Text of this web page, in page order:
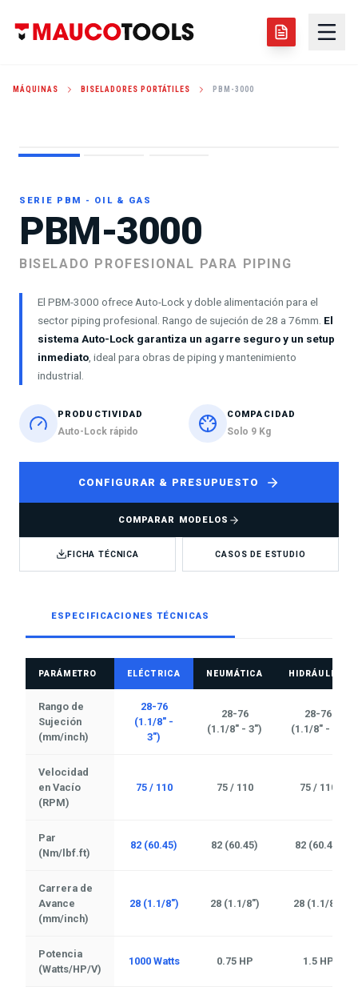
MÁQUINAS BISELADORES PORTÁTILES PBM-3000
SERIE PBM - OIL & GAS
PBM-3000
BISELADO PROFESIONAL PARA PIPING
El PBM-3000 ofrece Auto-Lock y doble alimentación para el
sector piping profesional. Rango de sujeción de 28 a 76mm. El
sistema Auto-Lock garantiza un agarre seguro y un setup
inmediato , ideal para obras de piping y mantenimiento
industrial.
PRODUCTIVIDAD
Auto-Lock rápido
COMPACIDAD
Solo 9 Kg
CONFIGURAR & PRESUPUESTO
COMPARAR MODELOS
FICHA TÉCNICA CASOS DE ESTUDIO
ESPECIFICACIONES TÉCNICAS
PARÁMETRO ELÉCTRICA NEUMÁTICA HIDRÁULICA
Rango de
Sujeción
(mm/inch)
28-76
(1.1/8" -
3")
28-76
(1.1/8" - 3")
28-76
(1.1/8" - 3")
Velocidad
en Vacío
(RPM)
75 / 110 75 / 110 75 / 110
Par
(Nm/lbf.ft)
82 (60.45) 82 (60.45) 82 (60.45)
Carrera de
Avance
(mm/inch)
28 (1.1/8") 28 (1.1/8") 28 (1.1/8")
Potencia
(Watts/HP/V)
1000 Watts 0.75 HP 1.5 HP